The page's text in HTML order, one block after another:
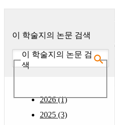
이 학술지의 논문 검색
이 학술지의 논문 검
색
2026 (1)
2025 (3)